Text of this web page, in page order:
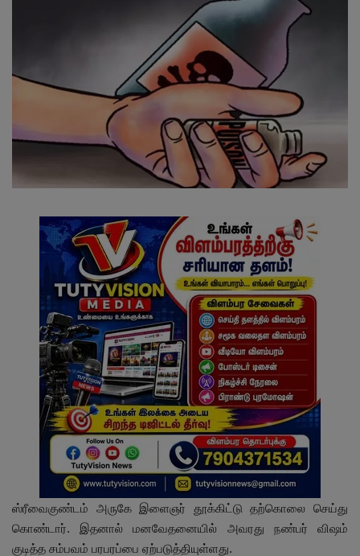
சட்டமன்ற தேர்தல் 2026
ஸ்ரீவைகுண்டம் அருகே இளைஞர் தூக்கிட்டு தற்கொலை செய்து
கொண்டார். இதனால் மனவேதனையில் அவரது நண்பர் விஷம்
குடித்த சம்பவம் பரபரப்பை ஏற்படுத்தியுள்ளது.